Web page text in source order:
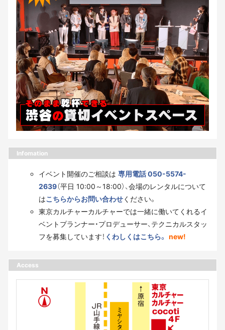
Infomation
イベント開催のご相談は 専用電話 050-5574-
2639（平日 10:00～18:00）、会場のレンタルについて
はこちらからお問い合わせください。
東京カルチャーカルチャーでは一緒に働いてくれるイ
ベントプランナー・プロデューサー、テクニカルスタッ
フを募集しています！ くわしくはこちら。 new!
Access